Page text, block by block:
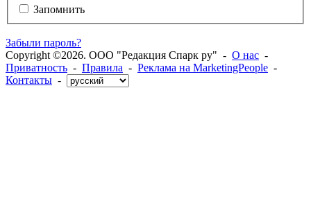
Запомнить
Забыли пароль?
Copyright ©2026. ООО "Редакция Спарк ру" - О нас -
Приватность - Правила - Реклама на MarketingPeople -
Контакты -